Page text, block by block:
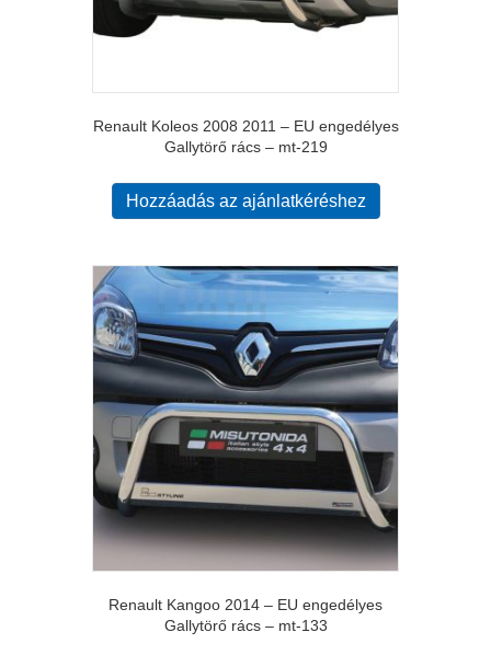
Renault Koleos 2008 2011 – EU engedélyes
Gallytörő rács – mt-219
Hozzáadás az ajánlatkéréshez
Renault Kangoo 2014 – EU engedélyes
Gallytörő rács – mt-133